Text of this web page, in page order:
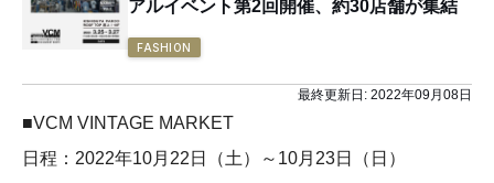
アルイベント第2回開催、約30店舗が集結
FASHION
最終更新日: 2022年09月08日
■VCM VINTAGE MARKET
日程：2022年10月22日（土）～10月23日（日）